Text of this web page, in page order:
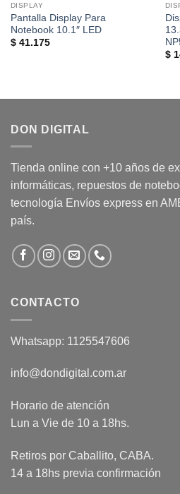
DISPLAY
Pantalla Display Para
Notebook 10.1″ LED
$41.175
$
DON DIGITAL
Tienda online con +10 años de
informáticas, repuestos de
tecnología Envíos express en
país.
CONTACTO
Whatsapp: 1125547606
info@dondigital.com.ar
Horario de atención
Lun a Vie de 10 a 18hs.
Retiros por Caballito, CABA.
14 a 18hs previa confirmación